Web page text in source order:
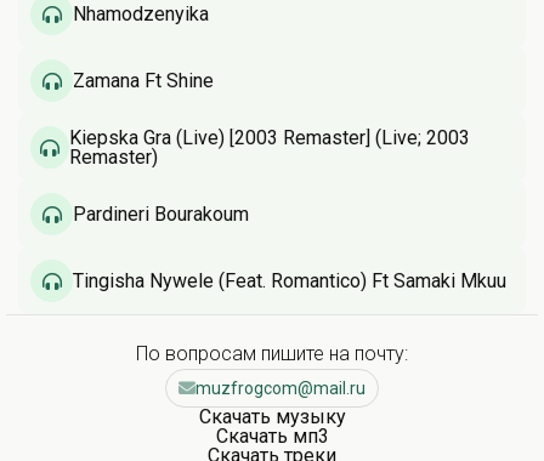
Nhamodzenyika
Zamana Ft Shine
Kiepska Gra (Live) [2003 Remaster] (Live; 2003
Remaster)
Pardineri Bourakoum
Tingisha Nywele (Feat. Romantico) Ft Samaki Mkuu
По вопросам пишите на почту:
muzfrogcom@mail.ru
Скачать музыку
Скачать мп3
Скачать треки